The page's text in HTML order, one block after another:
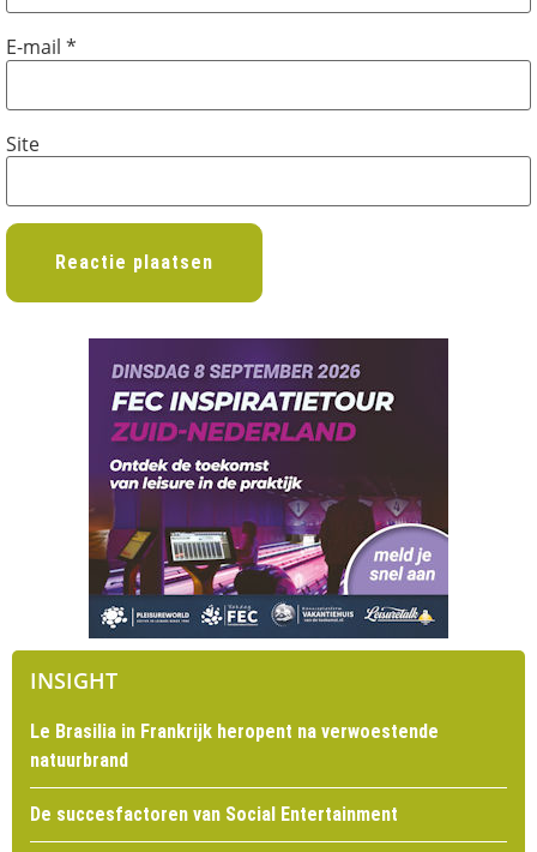
E-mail *
Site
INSIGHT
Le Brasilia in Frankrijk heropent na verwoestende
natuurbrand
De succesfactoren van Social Entertainment